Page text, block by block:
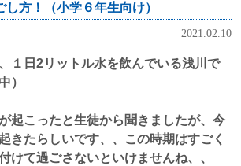
し方！（小学６年生向け）
2021.02.10
１日2リットル水を飲んでいる浅川で
）
起こったと生徒から聞きましたが、今
きたらしいです、、この時期はすごく
けて過ごさないといけませんね、、